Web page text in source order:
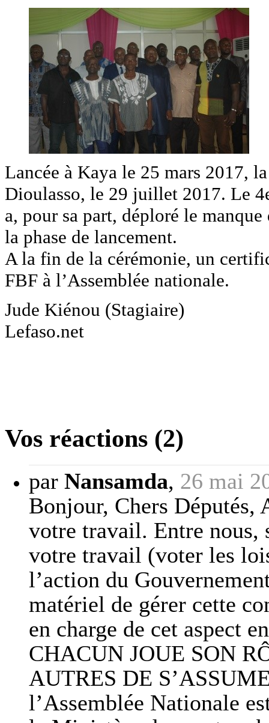
Lancée à Kaya le 25 mars 2017,
Dioulasso, le 29 juillet 2017. Le
a, pour sa part, déploré le
la phase de lancement.
A la fin de la cérémonie, un
FBF à l’Assemblée nationale.
Jude Kiénou (Stagiaire)
Lefaso.net
Vos réactions (2)
par Nansamda, 26 mai
Bonjour, Chers Députés,
votre travail. Entre nous,
votre travail (voter les
l’action du
matériel de gérer cette
en charge de cet aspect
CHACUN JOUE SON
AUTRES DE
l’Assemblée Nationale